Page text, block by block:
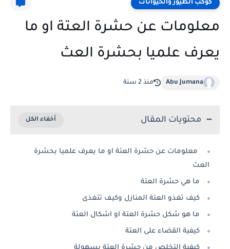
كوكب الطيور والحيوانات
معلومات عن حشرة العتة او ما
يعرف علميا بحشرة العث
Abu Jumana منذ 2 سنة
محتويات المقال
معلومات عن حشرة العتة او ما يعرف علميا بحشرة
العث
ما هي حشرة العتة
كيف تغذو العتة المنازل وكيف تتغذى
ما هو شكل حشرة العتة او اشكال العتة
كيفية القضاء على العتة